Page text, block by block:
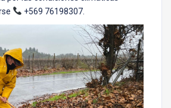
+569 76198307.